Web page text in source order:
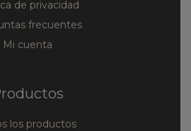
de privacidad
frecuentes
Mi cuenta
los productos